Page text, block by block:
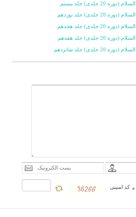
نهج البلاغه فرارسیده
است» و باید کارى مشابه
تفسیر نمونه روى آن انجام
شود، بلکه با استفاده از
20 جلدی) جلد بیستم
جلدی) جلد نوزدهم
20 جلدی) جلد هجدهم
20 جلدی) جلد هفدهم
جلدی) جلد شانزدهم
* کد امنیتی